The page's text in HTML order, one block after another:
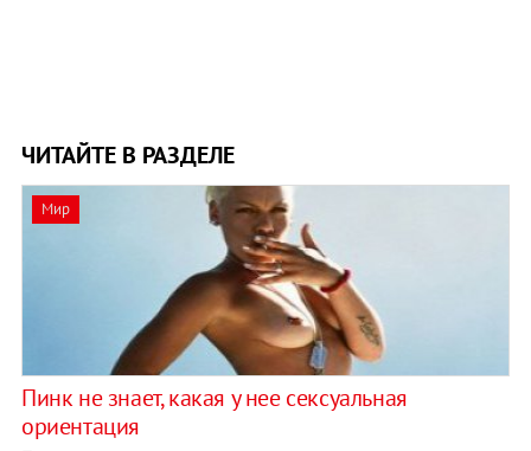
ЧИТАЙТЕ В РАЗДЕЛЕ
Мир
Пинк не знает, какая у нее сексуальная
ориентация